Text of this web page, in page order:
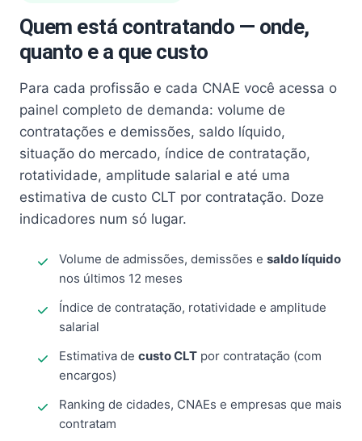
Quem está contratando — onde,
quanto e a que custo
Para cada profissão e cada CNAE você acessa o
painel completo de demanda: volume de
contratações e demissões, saldo líquido,
situação do mercado, índice de contratação,
rotatividade, amplitude salarial e até uma
estimativa de custo CLT por contratação. Doze
indicadores num só lugar.
Volume de admissões, demissões e saldo líquido
nos últimos 12 meses
Índice de contratação, rotatividade e amplitude
salarial
Estimativa de custo CLT por contratação (com
encargos)
Ranking de cidades, CNAEs e empresas que mais
contratam